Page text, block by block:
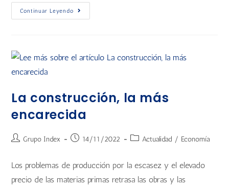
Continuar Leyendo
La construcción, la más
encarecida
Grupo Index 14/11/2022 Actualidad / Economía
Los problemas de producción por la escasez y el elevado
precio de las materias primas retrasa las obras y las